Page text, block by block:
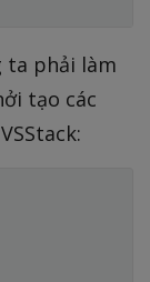
ta phải làm
tạo các